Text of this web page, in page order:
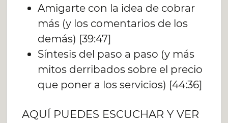
Amigarte con la idea de cobrar
más (y los comentarios de los
demás) [39:47]
Síntesis del paso a paso (y más
mitos derribados sobre el precio
que poner a los servicios) [44:36]
AQUÍ PUEDES ESCUCHAR Y VER